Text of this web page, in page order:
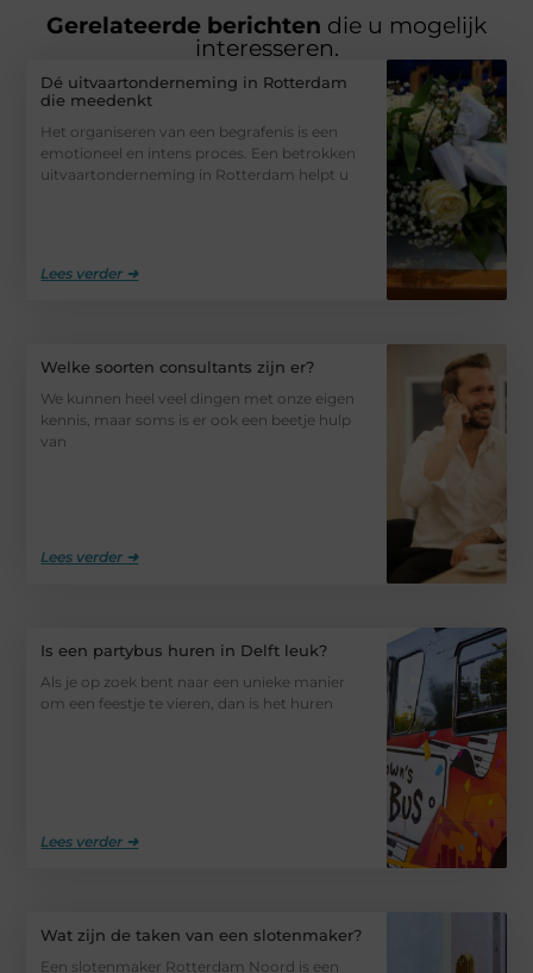
Gerelateerde berichten die u mogelijk
interesseren.
Dé uitvaartonderneming in Rotterdam
die meedenkt
Het organiseren van een begrafenis is een
emotioneel en intens proces. Een betrokken
uitvaartonderneming in Rotterdam helpt u
Lees verder ➜
Welke soorten consultants zijn er?
We kunnen heel veel dingen met onze eigen
kennis, maar soms is er ook een beetje hulp
van
Lees verder ➜
Is een partybus huren in Delft leuk?
Als je op zoek bent naar een unieke manier
om een feestje te vieren, dan is het huren
Lees verder ➜
Wat zijn de taken van een slotenmaker?
Een slotenmaker Rotterdam Noord is een